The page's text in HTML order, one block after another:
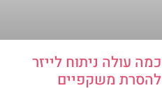
כמה עולה ניתוח לייזר
להסרת משקפיים